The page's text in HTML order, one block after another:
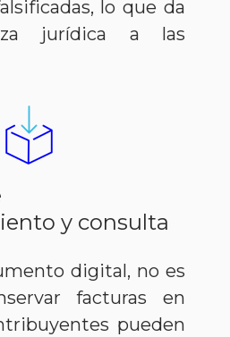
lo que da
jurídica a las
y consulta
digital, no es
facturas en
pueden